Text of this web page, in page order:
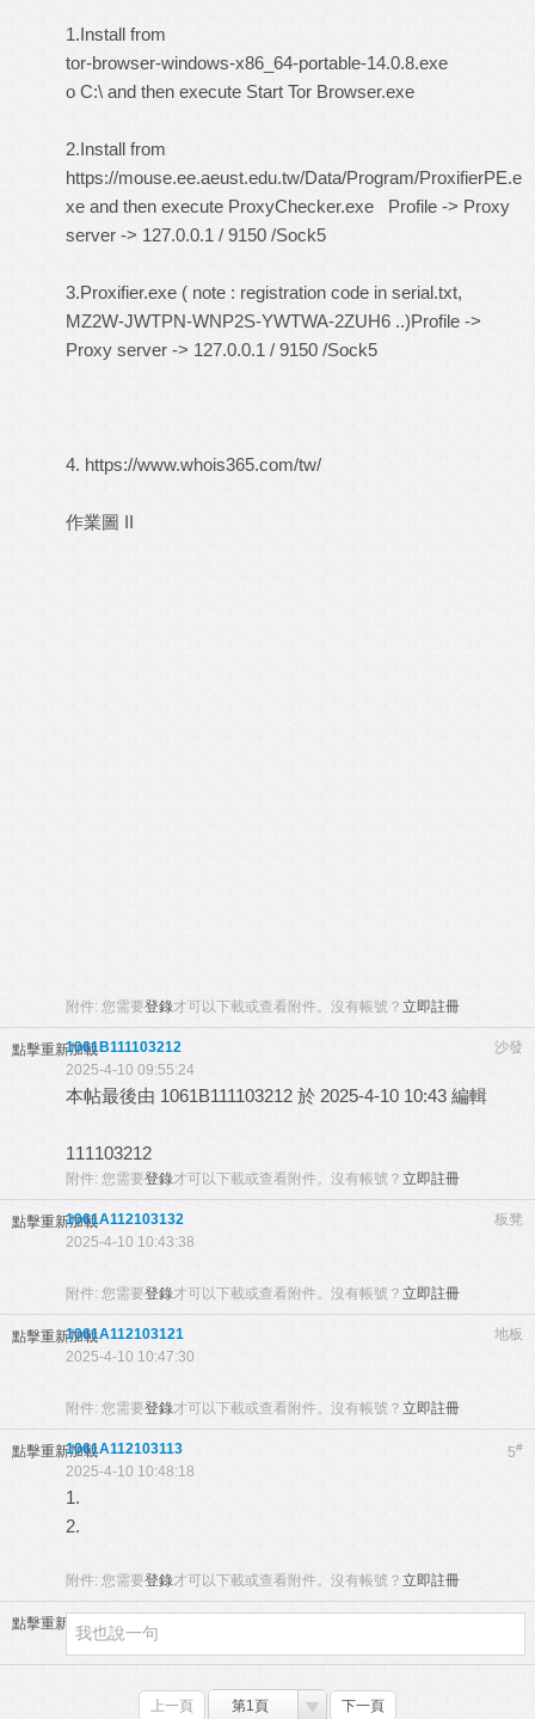
1.Install from
tor-browser-windows-x86_64-portable-14.0.8.exe
o C:\ and then execute Start Tor Browser.exe
2.Install from
https://mouse.ee.aeust.edu.tw/Data/Program/ProxifierPE.e
xe and then execute ProxyChecker.exe Profile -> Proxy
server -> 127.0.0.1 / 9150 /Sock5
3.Proxifier.exe ( note : registration code in serial.txt,
MZ2W-JWTPN-WNP2S-YWTWA-2ZUH6 ..)Profile ->
Proxy server -> 127.0.0.1 / 9150 /Sock5
4. https://www.whois365.com/tw/
作業圖 II
附件: 您需要登錄才可以下載或查看附件。沒有帳號？ 立即註冊
點擊重新加載 沙發
1061B111103212
2025-4-10 09:55:24
本帖最後由 1061B111103212 於 2025-4-10 10:43 編輯
111103212
附件: 您需要登錄才可以下載或查看附件。沒有帳號？ 立即註冊
點擊重新加載 板凳
1061A112103132
2025-4-10 10:43:38
附件: 您需要登錄才可以下載或查看附件。沒有帳號？ 立即註冊
點擊重新加載 地板
1061A112103121
2025-4-10 10:47:30
附件: 您需要登錄才可以下載或查看附件。沒有帳號？ 立即註冊
點擊重新加載 5#
1061A112103113
2025-4-10 10:48:18
1.
2.
附件: 您需要登錄才可以下載或查看附件。沒有帳號？ 立即註冊
點擊重新加載
上一頁 第1頁 下一頁